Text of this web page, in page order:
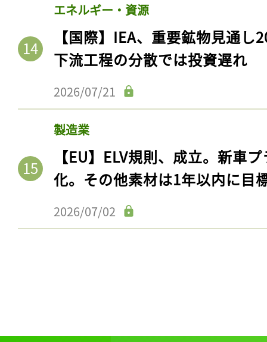
エネルギー・資源
【国際】IEA、重要鉱物見通
下流工程の分散では投資遅れ
2026/07/21
製造業
【EU】ELV規則、成立。新車
化。その他素材は1年以内に目
2026/07/02